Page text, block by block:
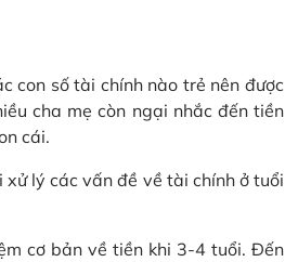
con số tài chính nào trẻ nên được
cha mẹ còn ngại nhắc đến tiền
cái.
lý các vấn đề về tài chính ở tuổi
cơ bản về tiền khi 3-4 tuổi. Đến